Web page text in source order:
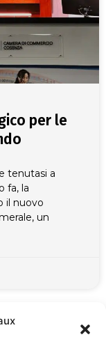
per le
tenutasi a
fa, la
il nuovo
un